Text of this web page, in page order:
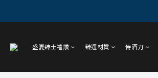
盛夏紳士禮讚 臻選材質 侍酒刀